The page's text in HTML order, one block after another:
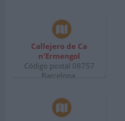
Callejero de Ca
n'Ermengol
Código postal 08757
Barcelona.